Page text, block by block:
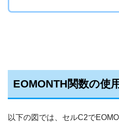
EOMONTH関数の使
以下の図では、セルC2で